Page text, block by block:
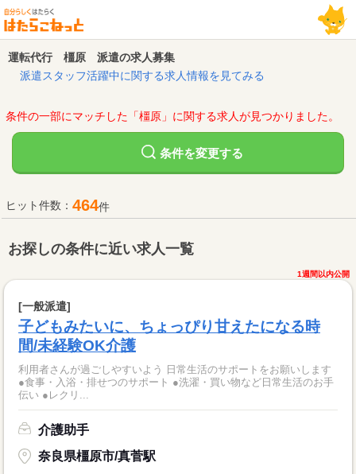
運転代行 橿原 派遣の求人募集
派遣スタッフ活躍中に関する求人情報を見てみる
条件の一部にマッチした「橿原」に関する求人が見つかりました。
条件を変更する
ヒット件数： 464件
お探しの条件に近い求人一覧
1週間以内公開
[一般派遣]
子どもみたいに、ちょっぴり甘えたになる時
間/未経験OK介護
利用者さんが過ごしやすいよう 日常生活のサポートをお願いします
●食事・入浴・排せつのサポート ●洗濯・買い物など日常生活のお手
伝い ●レクリ...
介護助手
奈良県橿原市/真菅駅